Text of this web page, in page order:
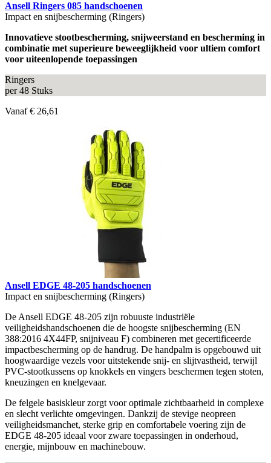
Ansell Ringers 085 handschoenen
Impact en snijbescherming (Ringers)
Innovatieve stootbescherming, snijweerstand en bescherming in
combinatie met superieure beweeglijkheid voor ultiem comfort
voor uiteenlopende toepassingen
Ringers
per 48 Stuks
Vanaf € 26,61
Ansell EDGE 48-205 handschoenen
Impact en snijbescherming (Ringers)
De Ansell EDGE 48-205 zijn robuuste industriële
veiligheidshandschoenen die de hoogste snijbescherming (EN
388:2016 4X44FP, snijniveau F) combineren met gecertificeerde
impactbescherming op de handrug. De handpalm is opgebouwd uit
hoogwaardige vezels voor uitstekende snij- en slijtvastheid, terwijl
PVC-stootkussens op knokkels en vingers beschermen tegen stoten,
kneuzingen en knelgevaar.
De felgele basiskleur zorgt voor optimale zichtbaarheid in complexe
en slecht verlichte omgevingen. Dankzij de stevige neopreen
veiligheidsmanchet, sterke grip en comfortabele voering zijn de
EDGE 48-205 ideaal voor zware toepassingen in onderhoud,
energie, mijnbouw en machinebouw.